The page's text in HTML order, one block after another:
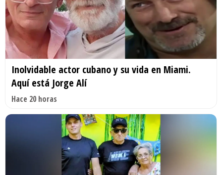
Inolvidable actor cubano y su vida en Miami.
Aquí está Jorge Alí
Hace 20 horas